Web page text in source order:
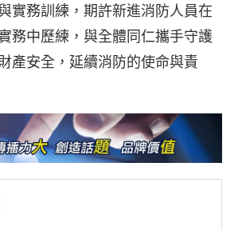
實務訓練，期許新進消防人員在
務中歷練，與全體同仁攜手守護
產安全，延續消防的使命與責